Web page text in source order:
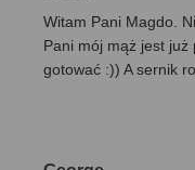
Witam Pani Magdo.
Pani mój mąż jest
gotować :)) A sernik